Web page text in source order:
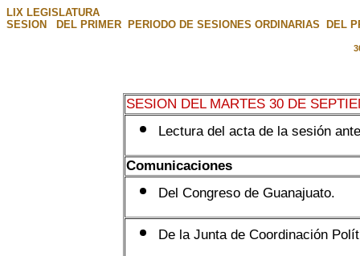
LIX LEGISLATURA
SESION DEL PRIMER PERIODO DE SESIONES ORDINARIAS DEL
SESION DEL MARTES 30 DE
Lectura del acta de la sesión
Comunicaciones
Del Congreso de Guanajuato.
De la Junta de Coordinación